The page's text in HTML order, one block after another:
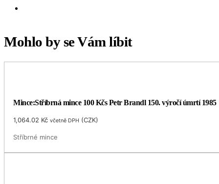
Mohlo by se Vám líbit
Mince:Stříbrná mince 100 Kčs Petr Brandl 150. výročí úmrtí 1985
1,064.02 Kč včetně DPH (CZK)
Stříbrné mince